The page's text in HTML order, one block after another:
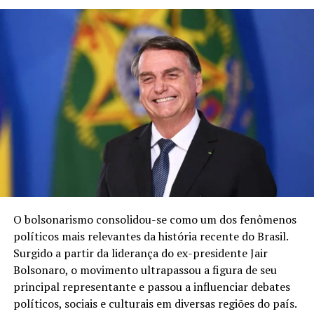
Os Desafios da Renovação
Entre os principais desafios apontados por analistas
está a necessidade de renovação de lideranças. O PT
continua fortemente associado à figura de Lula,
considerado o principal líder do partido desde sua
fundação. A construção de novas lideranças nacionais é
vista por muitos especialistas como fundamental para a
continuidade da legenda nas próximas décadas.
Além disso, o partido enfrenta o desafio de dialogar com
novas gerações de eleitores, que possuem demandas e
visões políticas diferentes das que marcaram a fundação
da sigla.
Críticas e Desgaste
O bolsonarismo consolidou-se como um dos fenômenos
políticos mais relevantes da história recente do Brasil.
Surgido a partir da liderança do ex-presidente Jair
Bolsonaro, o movimento ultrapassou a figura de seu
principal representante e passou a influenciar debates
políticos, sociais e culturais em diversas regiões do país.